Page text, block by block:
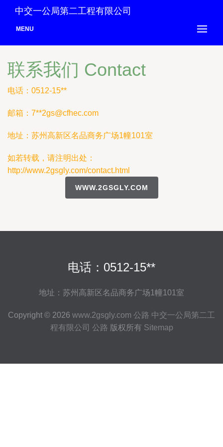
中交一公局第二工程有限公司
MENU
联系我们 Contact
电话：0512-15**
邮箱：7**2gs@cfhec.com
地址：苏州高新区名品商务广场1幢101室
如若转载，请注明出处：
http://www.2gsgly.com/contact.html
WWW.2GSGLY.COM
电话：0512-15**
地址：苏州高新区名品商务广场1幢101室
Copyright © 2026 www.2gsgly.com 公路 中交一公局第二工
程有限公司 公路 版权所有 Sitemap